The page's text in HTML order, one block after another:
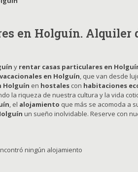
en Holguín. Alquiler
y rentar casas particulares en
en Holguín, que van desde
Holguín en hostalescon habitaciones
la riqueza de nuestra cultura y la vida
, el alojamiento que más se acomoda a
un sueño inolvidable. Reserve con
ningún alojamiento